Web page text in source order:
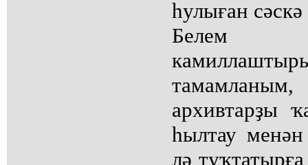
һулыған
Белем
тамамланым,
архивтарҙы
һылтау
лә